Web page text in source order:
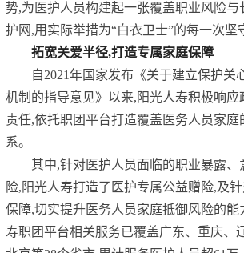
势,为医护人员构建起一张覆盖职业风险
护网,用实际举措为“白衣卫士”的每一次坚
拓宽关爱半径,打造专属家庭保障
自2021年国家发布《关于建立保护关
机制的指导意见》以来,阳光人寿积极响应
责任,依托职团平台打造覆盖医务人员家
系。
其中,针对医护人员面临的职业暴露、
险,阳光人寿打造了医护专属公益赠险,及
保障,切实提升医务人员家庭抵御风险的能
寿职团平台相关服务已覆盖广东、重庆、